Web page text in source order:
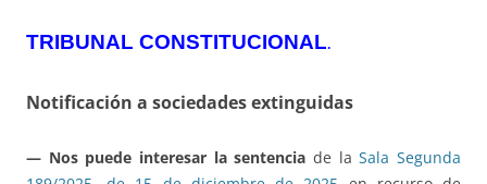
TRIBUNAL CONSTITUCIONAL.
Notificación a sociedades extinguidas
— Nos puede interesar la sentencia de laSala Segunda